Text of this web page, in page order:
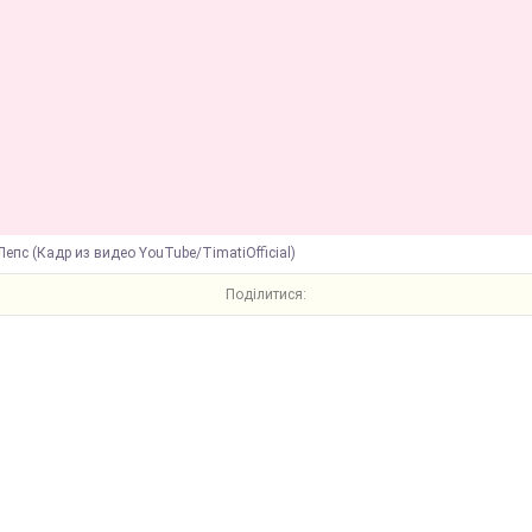
(Кадр из видео YouTube/TimatiOfficial)
Поділитися: